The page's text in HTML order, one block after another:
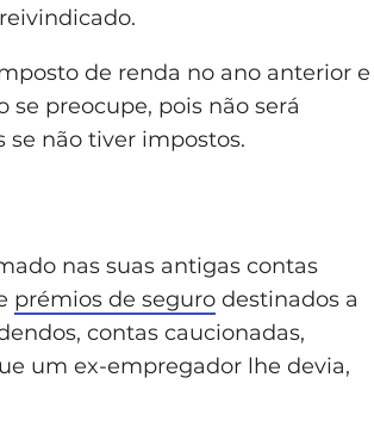
de renda no ano anterior e
preocupe, pois não será
se não tiver impostos.
nas suas antigas contas
prémios de seguro destinados a
contas caucionadas,
um ex-empregador lhe devia,